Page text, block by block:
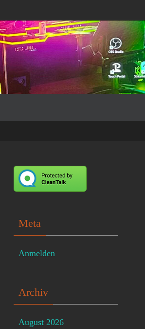
Meta
Anmelden
Archiv
August 2026